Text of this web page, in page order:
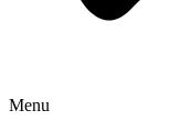
Menu